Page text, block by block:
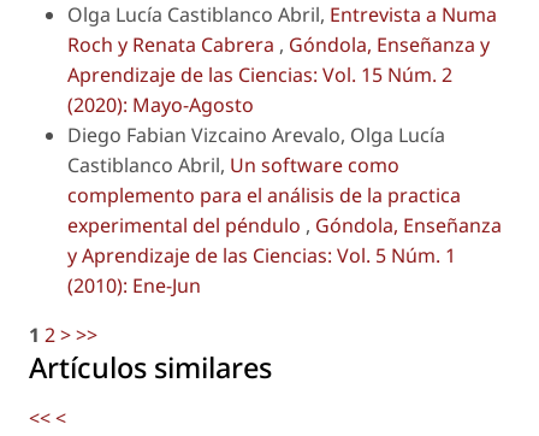
Olga Lucía Castiblanco Abril, Entrevista a Numa
Roch y Renata Cabrera , Góndola, Enseñanza y
Aprendizaje de las Ciencias: Vol. 15 Núm. 2
(2020): Mayo-Agosto
Diego Fabian Vizcaino Arevalo, Olga Lucía
Castiblanco Abril, Un software como
complemento para el análisis de la practica
experimental del péndulo , Góndola, Enseñanza
y Aprendizaje de las Ciencias: Vol. 5 Núm. 1
(2010): Ene-Jun
1 2>>>
Artículos similares
<<<